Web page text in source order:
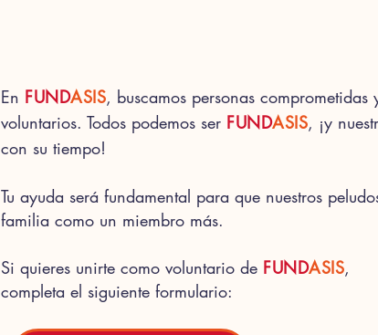
En FUNDASIS, buscamos personas
voluntarios. Todos podemos ser FUNDASIS, ¡y
con su tiempo!
Tu ayuda será fundamental para que nuestros
familia como un miembro más.
Si quieres unirte como voluntario de FUNDASIS,
completa el siguiente formulario: